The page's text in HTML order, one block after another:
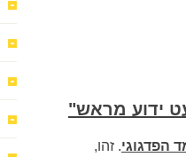
ידוע מראש"
הפדגוגי. זהו,